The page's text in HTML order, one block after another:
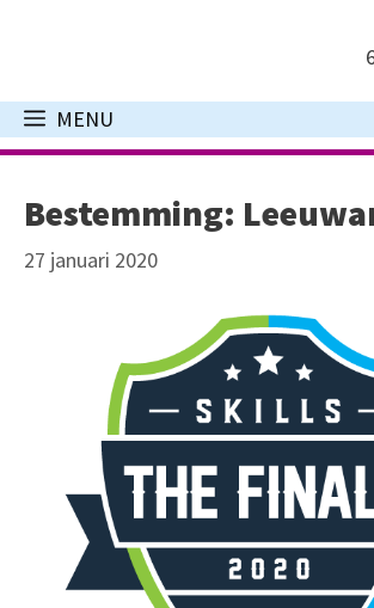
inhoud
MENU
Bestemming:
27 januari 2020